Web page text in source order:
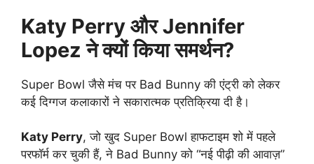
Katy Perry और Jennifer
Lopez ने क्यों किया समर्थन?
Super Bowl जैसे मंच पर Bad Bunny की एंट्री को लेकर
कई दिग्गज कलाकारों ने सकारात्मक प्रतिक्रिया दी है।
Katy Perry, जो खुद Super Bowl हाफटाइम शो में पहले
परफॉर्म कर चुकी हैं, ने Bad Bunny को “नई पीढ़ी की आवाज़”